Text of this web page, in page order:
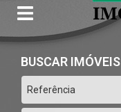
BUSCAR IMÓVEIS